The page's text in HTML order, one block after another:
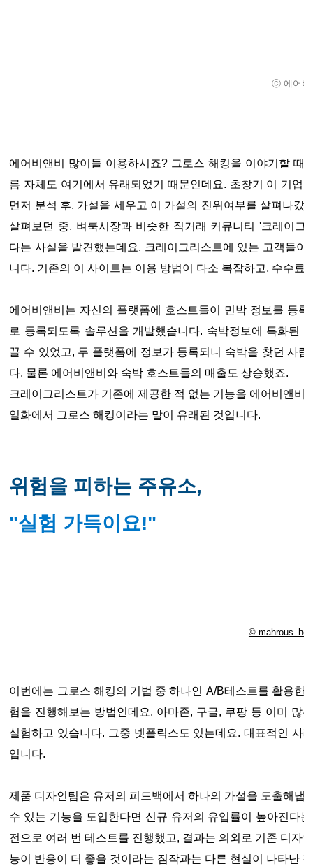
ⓒ 에어비
에어비앤비 많이들 이용하시죠? 그로스 해킹을 이야기할 때
름 자체도 여기에서 유래되었기 때문인데요. 초창기 이 기업
먼저 분석 후, 가설을 세우고 이 가설의 진위여부를 살펴나갔
살펴보던 중, 벼룩시장과 비슷한 직거래 커뮤니티 '크레이그
다는 사실을 발견했는데요. 크레이그리스트에 있는 고객들
니다. 기존의 이 사이트는 이용 방법이 다소 복잡하고, 수수료
에어비앤비는 자신의 플랫폼에 호스트들이 민박 정보를 등
로 등록되도록 솔루션을 개발했습니다. 숙박정보에 특화된
끌 수 있었고, 두 플랫폼에 정보가 등록되니 숙박을 찾던 사
다. 물론 에어비앤비와 숙박 호스트들의 매출도 상승했죠.
크레이그리스트가 기존에 제공한 적 없는 기능을 에어비앤비
일화에서 그로스 해킹이라는 말이 유래된 것입니다.
위험을 피하는 주유소,
"실험 가득이요!"
©
이번에는 그로스 해킹의 기법 중 하나인 A/B테스트를 활용한
험을 진행해보는 방법인데요. 아마존, 구글, 쿠팡 등 이미 많
실험하고 있습니다. 그중 넷플릭스도 있는데요. 대표적인 사
입니다.
제품 디자인팀은 유저의 피드백에서 하나의 가설을 도출해냅
수 있는 기능을 도입한다면 신규 유저의 유입률이 높아진다
전으로 여러 번 테스트를 진행했고, 결과는 의외로 기존 디자
능이 반응이 더 좋을 것이라는 짐작과는 다른 현실이 나타난